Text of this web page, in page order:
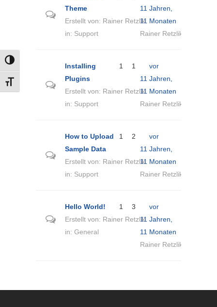
UMSCHALTEN AUF HOHE KONTRASTE
SCHRIFT VERGRÖSSERN
Theme
Erstellt von: Rainer Retzlik
in: Support
11 Jahren,
11 Monaten
Rainer Retzlik
Installing
Plugins
Erstellt von: Rainer Retzlik
in: Support
1 1
vor
11 Jahren,
11 Monaten
Rainer Retzlik
How to Upload
Sample Data
Erstellt von: Rainer Retzlik
in: Support
1 2
vor
11 Jahren,
11 Monaten
Rainer Retzlik
Hello World!
Erstellt von: Rainer Retzlik
in: General
1 3
vor
11 Jahren,
11 Monaten
Rainer Retzlik